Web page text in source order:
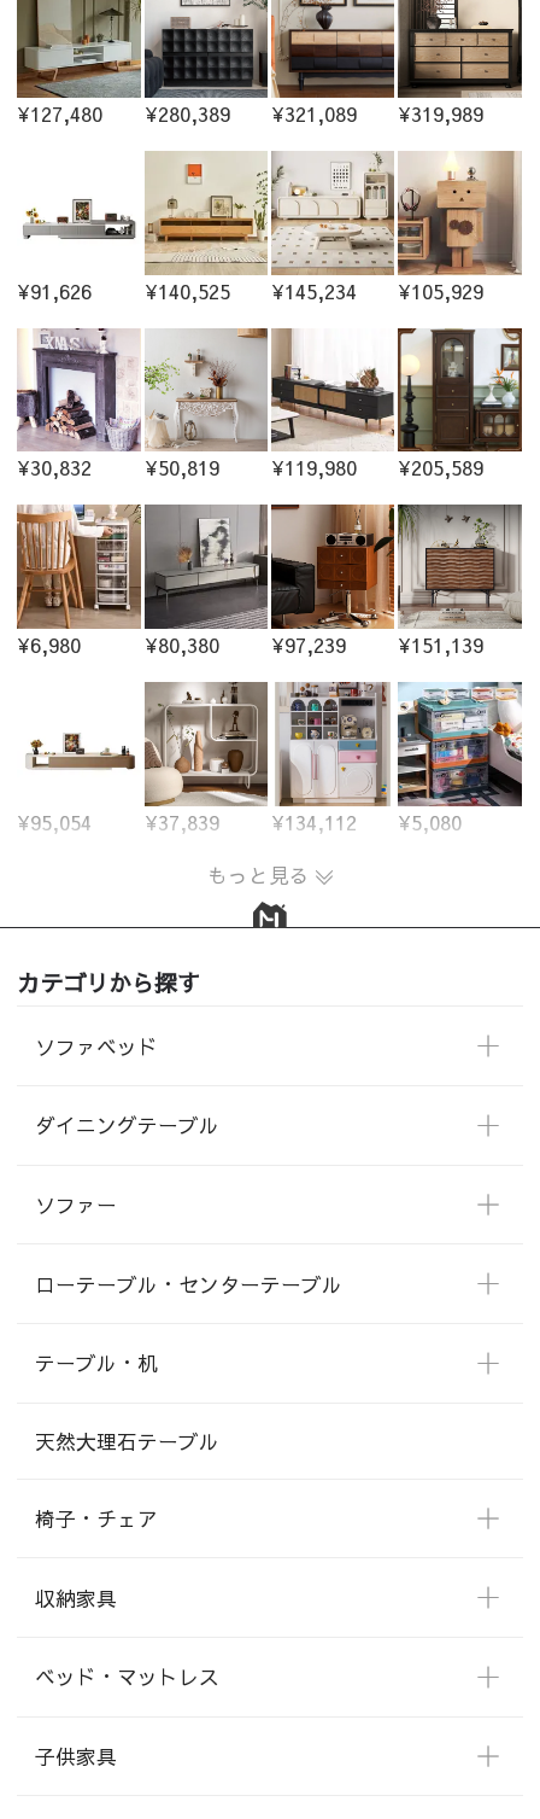
¥127,480 ¥280,389 ¥321,089 ¥319,989
¥91,626 ¥140,525 ¥145,234 ¥105,929
¥30,832 ¥50,819 ¥119,980 ¥205,589
¥6,980 ¥80,380 ¥97,239 ¥151,139
¥95,054 ¥37,839 ¥134,112
¥5,080
もっと見る
カテゴリから探す
ソファベッド
ダイニングテーブル
ソファー
ローテーブル・センターテーブル
テーブル・机
天然大理石テーブル
椅子・チェア
収納家具
ベッド・マットレス
子供家具